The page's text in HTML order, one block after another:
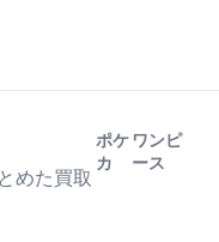
めた買取
ポケ
カ
ワンピ
ース